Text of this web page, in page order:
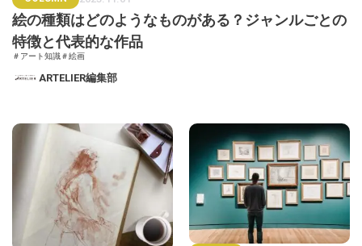
絵の種類はどのようなものがある？ジャンルごとの
特徴と代表的な作品
＃アート知識 ＃絵画
ARTELIER編集部